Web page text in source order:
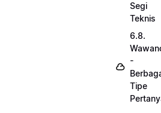
Segi
Teknis
6.8.
-
Tipe